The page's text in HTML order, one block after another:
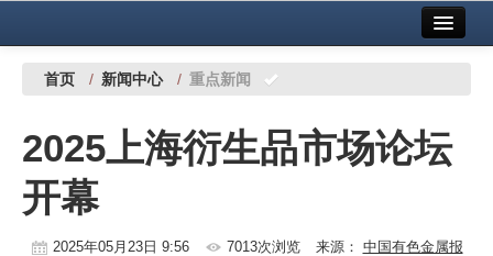
中国有色金属报社主办 广告服务
铜镍铅锌
铝
稀有稀土
首页 / 新闻中心 / 重点新闻
2025上海衍生品市场论坛
开幕
2025年05月23日 9:56 7013次浏览 来源： 中国有色金属报